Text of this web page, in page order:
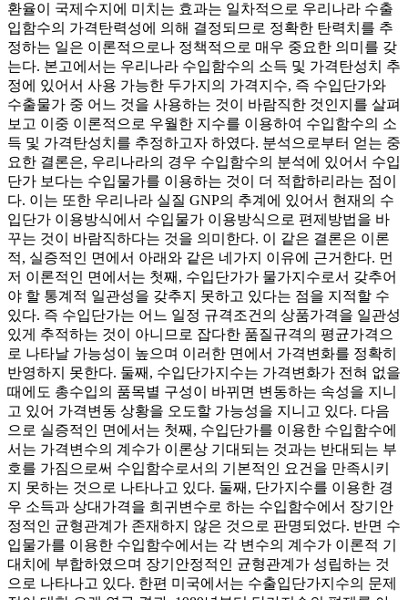
환율이 국제수지에 미치는 효과는 일차적으로 우리나라 수출
입함수의 가격탄력성에 의해 결정되므로 정확한 탄력치를 추
정하는 일은 이론적으로나 정책적으로 매우 중요한 의미를 갖
는다. 본고에서는 우리나라 수입함수의 소득 및 가격탄성치 추
정에 있어서 사용 가능한 두가지의 가격지수, 즉 수입단가와
수출물가 중 어느 것을 사용하는 것이 바람직한 것인지를 살펴
보고 이중 이론적으로 우월한 지수를 이용하여 수입함수의 소
득 및 가격탄성치를 추정하고자 하였다. 분석으로부터 얻는 중
요한 결론은, 우리나라의 경우 수입함수의 분석에 있어서 수입
단가 보다는 수입물가를 이용하는 것이 더 적합하리라는 점이
다. 이는 또한 우리나라 실질 GNP의 추계에 있어서 현재의 수
입단가 이용방식에서 수입물가 이용방식으로 편제방법을 바
꾸는 것이 바람직하다는 것을 의미한다. 이 같은 결론은 이론
적, 실증적인 면에서 아래와 같은 네가지 이유에 근거한다. 먼
저 이론적인 면에서는 첫째, 수입단가가 물가지수로서 갖추어
야 할 통계적 일관성을 갖추지 못하고 있다는 점을 지적할 수
있다. 즉 수입단가는 어느 일정 규격조건의 상품가격을 일관성
있게 추적하는 것이 아니므로 잡다한 품질규격의 평균가격으
로 나타날 가능성이 높으며 이러한 면에서 가격변화를 정확히
반영하지 못한다. 둘째, 수입단가지수는 가격변화가 전혀 없을
때에도 총수입의 품목별 구성이 바뀌면 변동하는 속성을 지니
고 있어 가격변동 상황을 오도할 가능성을 지니고 있다. 다음
으로 실증적인 면에서는 첫째, 수입단가를 이용한 수입함수에
서는 가격변수의 계수가 이론상 기대되는 것과는 반대되는 부
호를 가짐으로써 수입함수로서의 기본적인 요건을 만족시키
지 못하는 것으로 나타나고 있다. 둘째, 단가지수를 이용한 경
우 소득과 상대가격을 희귀변수로 하는 수입함수에서 장기안
정적인 균형관계가 존재하지 않은 것으로 판명되었다. 반면 수
입물가를 이용한 수입함수에서는 각 변수의 계수가 이론적 기
대치에 부합하였으며 장기안정적인 균형관계가 성립하는 것
으로 나타나고 있다. 한편 미국에서는 수출입단가지수의 문제